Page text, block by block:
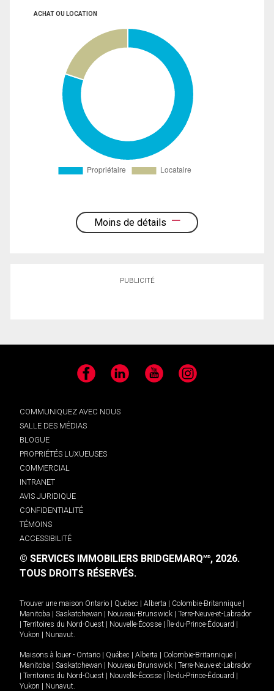
ACHAT OU LOCATION
Moins de détails
PUBLICITÉ
Facebook LinkedIn YouTube Instagram
COMMUNIQUEZ AVEC NOUS
SALLE DES MÉDIAS
BLOGUE
PROPRIÉTÉS LUXUEUSES
COMMERCIAL
INTRANET
AVIS JURIDIQUE
CONFIDENTIALITÉ
TÉMOINS
ACCESSIBILITÉ
© SERVICES IMMOBILIERS BRIDGEMARQMD, 2026.
TOUS DROITS RÉSERVÉS.
Trouver une maison Ontario | Québec | Alberta | Colombie-Britannique |
Manitoba | Saskatchewan | Nouveau-Brunswick | Terre-Neuve-et-Labrador
| Territoires du Nord-Ouest | Nouvelle-Écosse | Île-du-Prince-Édouard |
Yukon | Nunavut
Maisons à louer - Ontario | Québec | Alberta | Colombie-Britannique |
Manitoba | Saskatchewan | Nouveau-Brunswick | Terre-Neuve-et-Labrador
| Territoires du Nord-Ouest | Nouvelle-Écosse | Île-du-Prince-Édouard |
Yukon | Nunavut